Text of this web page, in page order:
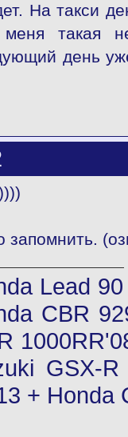
На такси
такая
день
запомнить.
Lead
CBR
GSX-
+ Honda